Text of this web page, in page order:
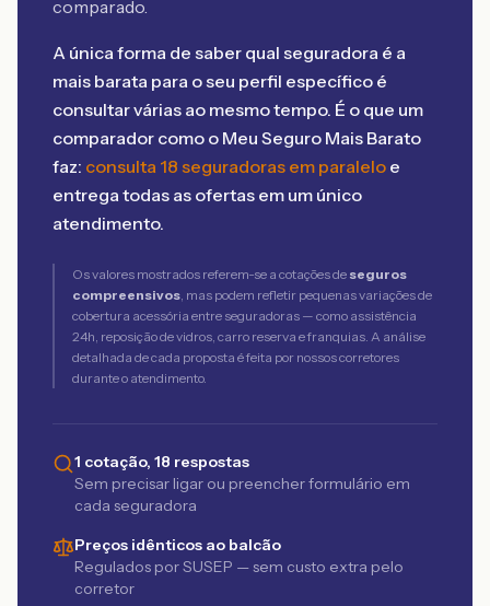
comparado.
A única forma de saber qual seguradora é a
mais barata para o seu perfil específico é
consultar várias ao mesmo tempo. É o que um
comparador como o Meu Seguro Mais Barato
faz: consulta 18 seguradoras em paralelo e
entrega todas as ofertas em um único
atendimento.
Os valores mostrados referem-se a cotações de seguros
compreensivos, mas podem refletir pequenas variações de
cobertura acessória entre seguradoras — como assistência
24h, reposição de vidros, carro reserva e franquias. A análise
detalhada de cada proposta é feita por nossos corretores
durante o atendimento.
1 cotação, 18 respostas
Sem precisar ligar ou preencher formulário em
cada seguradora
Preços idênticos ao balcão
Regulados por SUSEP — sem custo extra pelo
corretor